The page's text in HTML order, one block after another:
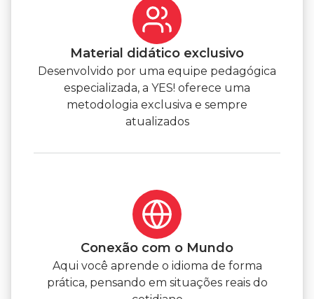
Material didático exclusivo
Desenvolvido por uma equipe pedagógica
especializada, a YES! oferece uma
metodologia exclusiva e sempre
atualizados
Conexão com o Mundo
Aqui você aprende o idioma de forma
prática, pensando em situações reais do